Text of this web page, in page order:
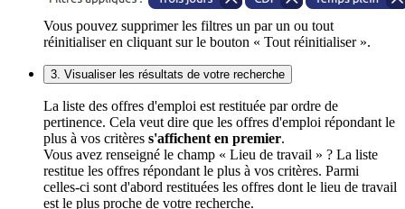
Vous pouvez supprimer les filtres un par un ou tout
réinitialiser en cliquant sur le bouton « Tout réinitialiser ».
3. Visualiser les résultats de votre recherche
La liste des offres d'emploi est restituée par ordre de
pertinence. Cela veut dire que les offres d'emploi répondant le
plus à vos critères s'affichent en premier.
Vous avez renseigné le champ « Lieu de travail » ? La liste
restitue les offres répondant le plus à vos critères. Parmi
celles-ci sont d'abord restituées les offres dont le lieu de travail
est le plus proche de votre recherche.